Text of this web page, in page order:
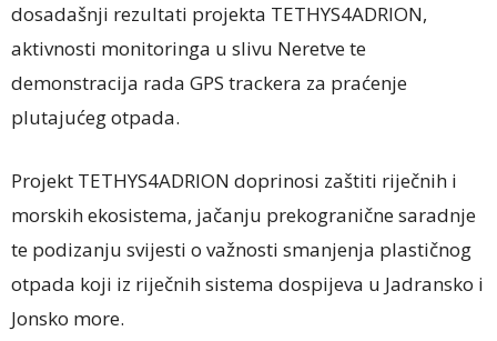
dosadašnji rezultati projekta TETHYS4ADRION,
aktivnosti monitoringa u slivu Neretve te
demonstracija rada GPS trackera za praćenje
plutajućeg otpada.
Projekt TETHYS4ADRION doprinosi zaštiti riječnih i
morskih ekosistema, jačanju prekogranične saradnje
te podizanju svijesti o važnosti smanjenja plastičnog
otpada koji iz riječnih sistema dospijeva u Jadransko i
Jonsko more.